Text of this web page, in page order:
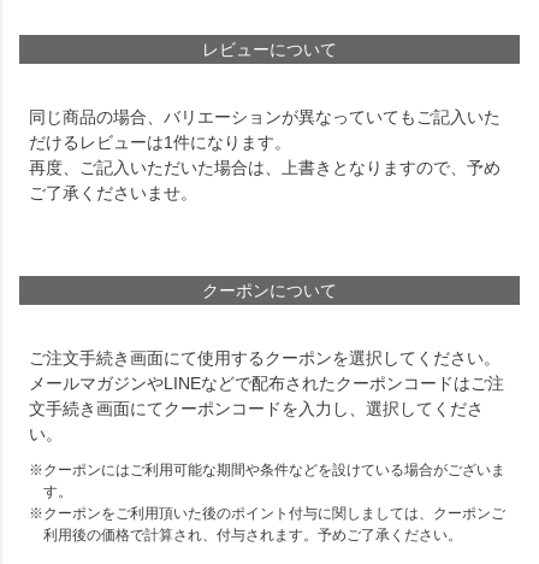
レビューについて
同じ商品の場合、バリエーションが異なっていてもご記入いた
だけるレビューは1件になります。
再度、ご記入いただいた場合は、上書きとなりますので、予め
ご了承くださいませ。
クーポンについて
ご注文手続き画面にて使用するクーポンを選択してください。
メールマガジンやLINEなどで配布されたクーポンコードはご注
文手続き画面にてクーポンコードを入力し、選択してくださ
い。
クーポンにはご利用可能な期間や条件などを設けている場合がございま
す。
クーポンをご利用頂いた後のポイント付与に関しましては、クーポンご
利用後の価格で計算され、付与されます。予めご了承ください。